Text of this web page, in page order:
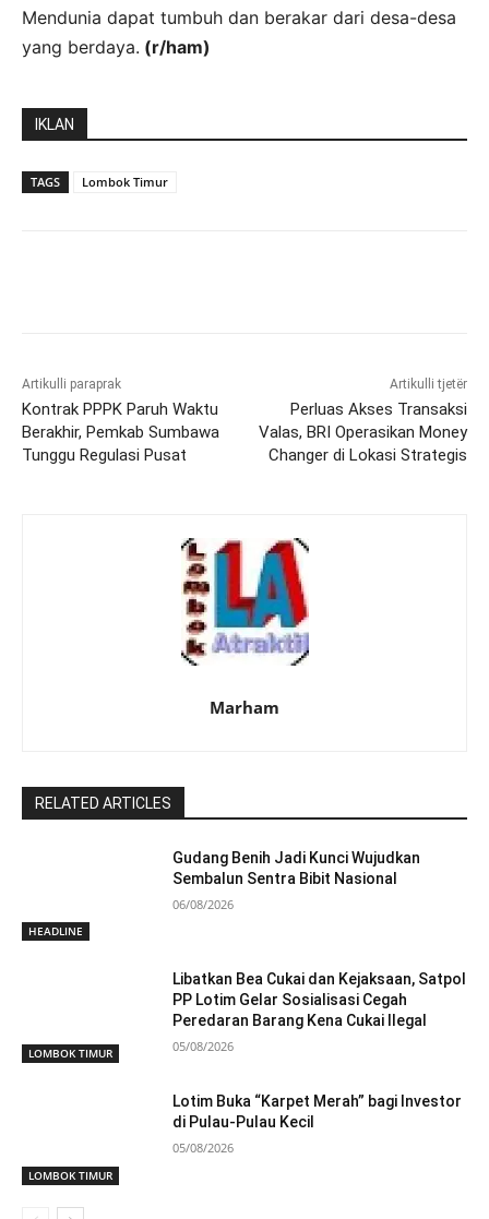
Mendunia dapat tumbuh dan berakar dari desa-desa
yang berdaya. (r/ham)
IKLAN
TAGS Lombok Timur
Artikulli paraprak
Kontrak PPPK Paruh Waktu
Berakhir, Pemkab Sumbawa
Tunggu Regulasi Pusat
Artikulli tjetër
Perluas Akses Transaksi
Valas, BRI Operasikan Money
Changer di Lokasi Strategis
Marham
RELATED ARTICLES
HEADLINE
Gudang Benih Jadi Kunci Wujudkan
Sembalun Sentra Bibit Nasional
06/08/2026
LOMBOK TIMUR
Libatkan Bea Cukai dan Kejaksaan, Satpol
PP Lotim Gelar Sosialisasi Cegah
Peredaran Barang Kena Cukai Ilegal
05/08/2026
LOMBOK TIMUR
Lotim Buka “Karpet Merah” bagi Investor
di Pulau-Pulau Kecil
05/08/2026